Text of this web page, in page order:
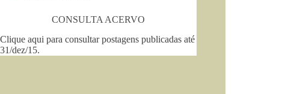
CONSULTA ACERVO
Clique aqui para consultar postagens publicadas até
31/dez/15.